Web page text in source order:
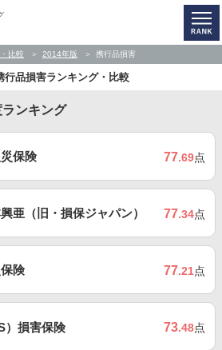
比較 2014年版 携行品損害
行品損害ランキング・比較
ンキング
保険 77.69点
亜（旧・損保ジャパン） 77.34点
険 77.21点
）損害保険 73.48点